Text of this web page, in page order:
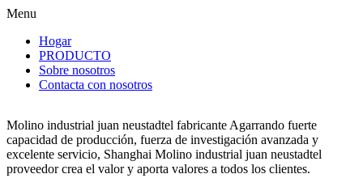
Menu
Hogar
PRODUCTO
Sobre nosotros
Contacta con nosotros
Molino industrial juan neustadtel fabricante Agarrando fuerte
capacidad de producción, fuerza de investigación avanzada y
excelente servicio, Shanghai Molino industrial juan neustadtel
proveedor crea el valor y aporta valores a todos los clientes.